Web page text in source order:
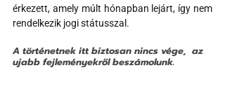
érkezett, amely múlt hónapban lejárt, így nem
rendelkezik jogi státusszal.
A történetnek itt biztosan nincs vége,  az
ujabb fejleményekről beszámolunk.